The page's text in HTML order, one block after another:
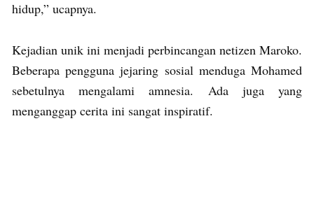
hidup,” ucapnya.
Kejadian unik ini menjadi perbincangan netizen Maroko.
Beberapa pengguna jejaring sosial menduga Mohamed
sebetulnya mengalami amnesia. Ada juga yang
menganggap cerita ini sangat inspiratif.